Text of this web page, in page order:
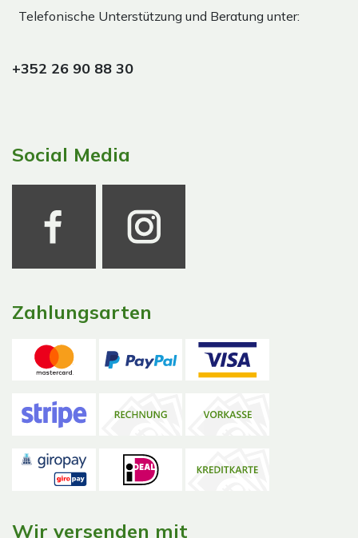
Telefonische Unterstützung und Beratung unter:
+352 26 90 88 30
Social Media
Zahlungsarten
Wir versenden mit